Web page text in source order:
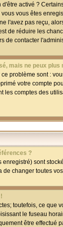
activé ?
vous êtes
l'avez pas reçu,
de réduire les
de contacter
mais ne peux plus
problème sont :
votre compte
les comptes des
?
enregistré) sont
de changer toutes
toutefois, ce que
le fuseau
être effectué